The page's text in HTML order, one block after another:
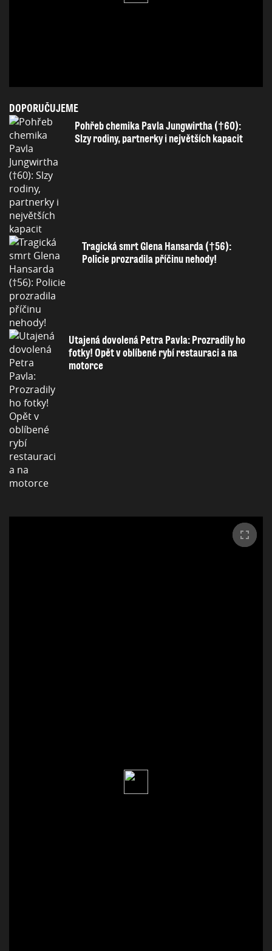
DOPORUČUJEME
Pohřeb chemika Pavla Jungwirtha (†60):
Slzy rodiny, partnerky i největších kapacit
Tragická smrt Glena Hansarda (†56):
Policie prozradila příčinu nehody!
Utajená dovolená Petra Pavla: Prozradily ho
fotky! Opět v oblíbené rybí restauraci a na
motorce